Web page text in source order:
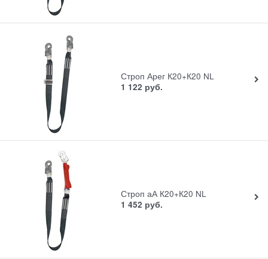
Строп Арег К20+К20 NL
1 122 руб.
Строп аА К20+К20 NL
1 452 руб.